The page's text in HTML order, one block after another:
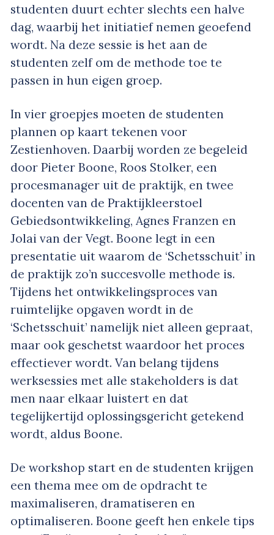
studenten duurt echter slechts een halve
dag, waarbij het initiatief nemen geoefend
wordt. Na deze sessie is het aan de
studenten zelf om de methode toe te
passen in hun eigen groep.
In vier groepjes moeten de studenten
plannen op kaart tekenen voor
Zestienhoven. Daarbij worden ze begeleid
door Pieter Boone, Roos Stolker, een
procesmanager uit de praktijk, en twee
docenten van de Praktijkleerstoel
Gebiedsontwikkeling, Agnes Franzen en
Jolai van der Vegt. Boone legt in een
presentatie uit waarom de ‘Schetsschuit’ in
de praktijk zo’n succesvolle methode is.
Tijdens het ontwikkelingsproces van
ruimtelijke opgaven wordt in de
‘Schetsschuit’ namelijk niet alleen gepraat,
maar ook geschetst waardoor het proces
effectiever wordt. Van belang tijdens
werksessies met alle stakeholders is dat
men naar elkaar luistert en dat
tegelijkertijd oplossingsgericht getekend
wordt, aldus Boone.
De workshop start en de studenten krijgen
een thema mee om de opdracht te
maximaliseren, dramatiseren en
optimaliseren. Boone geeft hen enkele tips